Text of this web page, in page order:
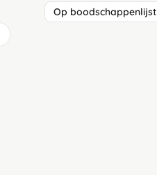
Op boodschappenlijst